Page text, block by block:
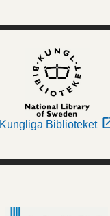
Kungliga Biblioteket